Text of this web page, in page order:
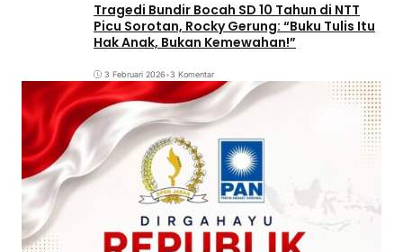
Tragedi Bundir Bocah SD 10 Tahun di NTT
Picu Sorotan, Rocky Gerung: “Buku Tulis Itu
Hak Anak, Bukan Kemewahan!”
3 Februari 2026•3 Komentar